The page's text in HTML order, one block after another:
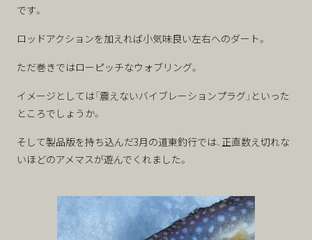
です。
ロッドアクションを加えれば小気味良い左右へのダート。
ただ巻きではローピッチなウォブリング。
イメージとしては「震えないバイブレーションプラグ」といった
ところでしょうか。
そして製品版を持ち込んだ3月の道東釣行では、正直数え切れな
いほどのアメマスが遊んでくれました。